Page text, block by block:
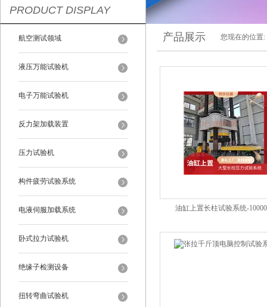
PRODUCT DISPLAY
航空测试领域
液压万能试验机
电子万能试验机
反力架加载装置
压力试验机
构件疲劳试验系统
电液伺服加载系统
卧式拉力试验机
绝缘子检测设备
扭转弯曲试验机
产品展示 您现在的位置:
油缸上置长柱试验系统-